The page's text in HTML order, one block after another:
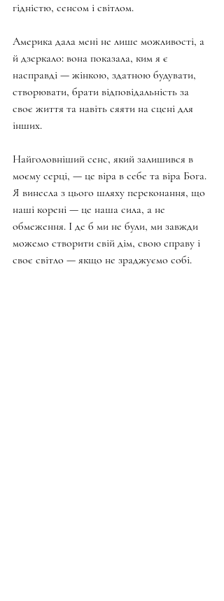
гідністю, сенсом і світлом.
Америка дала мені не лише можливості, а
й дзеркало: вона показала, ким я є
насправді — жінкою, здатною будувати,
створювати, брати відповідальність за
своє життя та навіть сяяти на сцені для
інших.
Найголовніший сенс, який залишився в
моєму серці, — це віра в себе та віра Бога.
Я винесла з цього шляху переконання, що
наші корені — це наша сила, а не
обмеження. І де б ми не були, ми завжди
можемо створити свій дім, свою справу і
своє світло — якщо не зраджуємо собі.